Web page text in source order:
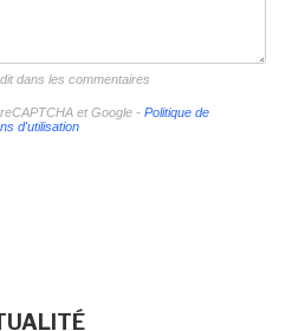
dans les commentaires
et Google - Politique de
d'utilisation